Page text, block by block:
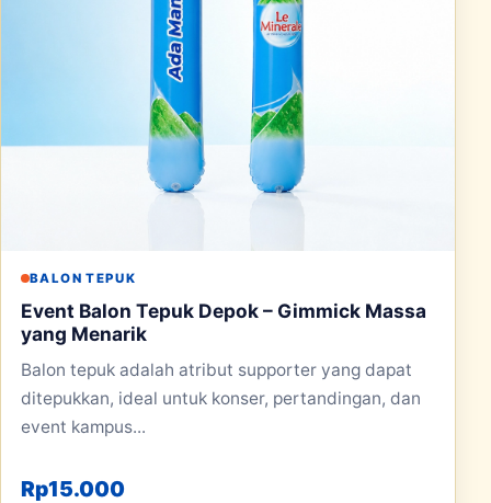
BALON TEPUK
Event Balon Tepuk Depok – Gimmick Massa
yang Menarik
Balon tepuk adalah atribut supporter yang dapat
ditepukkan, ideal untuk konser, pertandingan, dan
event kampus...
Rp15.000